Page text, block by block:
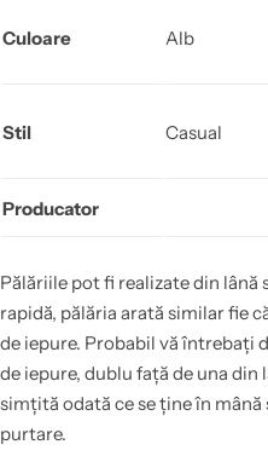
Culoare Alb
Stil Casual
Producator
Pălăriile pot fi realizate din lână
rapidă, pălăria arată similar fie
de iepure. Probabil vă întrebați
de iepure, dublu față de una
simțită odată ce se ține în
purtare.